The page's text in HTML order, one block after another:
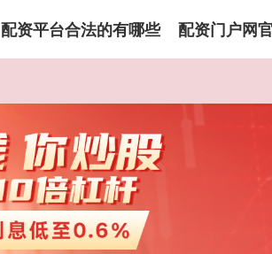
配资平台合法的有哪些 配资门户网